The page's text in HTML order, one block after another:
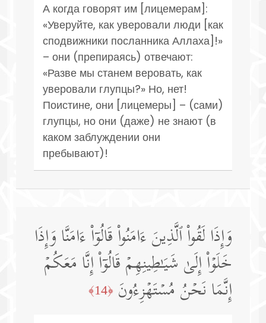
А когда говорят им [лицемерам]:
«Уверуйте, как уверовали люди [как
сподвижники посланника Аллаха]!»
– они (препираясь) отвечают:
«Разве мы станем веровать, как
уверовали глупцы?» Но, нет!
Поистине, они [лицемеры] – (сами)
глупцы, но они (даже) не знают (в
каком заблуждении они
пребывают)!
وَإِذَا لَقُوا۟ ٱلَّذِینَ ءَامَنُوا۟ قَالُوۤا۟ ءَامَنَّا وَإِذَا
خَلَوۡا۟ إِلَىٰ شَیَـٰطِینِهِمۡ قَالُوۤا۟ إِنَّا مَعَكُمۡ
إِنَّمَا نَحۡنُ مُسۡتَهۡزِءُونَ ﴿14﴾